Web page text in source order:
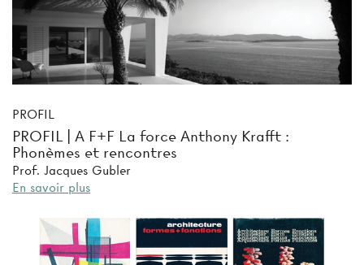
PROFIL
PROFIL | A F+F La force Anthony Krafft :
Phonèmes et rencontres
Prof. Jacques Gubler
En savoir plus